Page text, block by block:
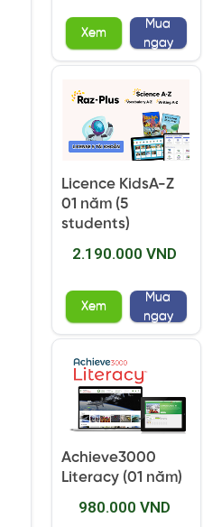
Xem
Mua
ngay
Licence KidsA-Z
01 năm (5
students)
2.190.000 VND
Xem
Mua
ngay
Achieve3000
Literacy (01 năm)
980.000 VND